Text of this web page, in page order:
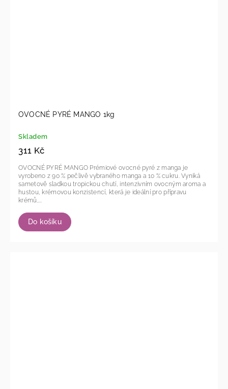
OVOCNÉ PYRÉ MANGO 1kg
Skladem
311 Kč
Do košíku
OVOCNÉ PYRÉ MANGO Prémiové ovocné pyré z manga je
vyrobeno z 90 % pečlivě vybraného manga a 10 % cukru. Vyniká
sametově sladkou tropickou chutí, intenzivním ovocným aroma a
hustou, krémovou konzistencí, která je ideální pro přípravu
krémů,...